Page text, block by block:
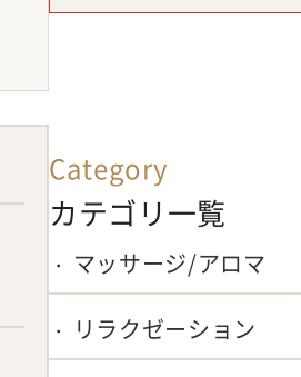
Category
カテゴリ一覧
マッサージ/アロマ
リラクゼーション